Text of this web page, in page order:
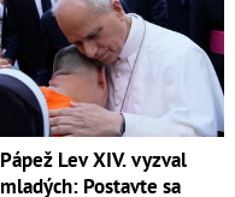
Pápež Lev XIV. vyzval
mladých: Postavte sa